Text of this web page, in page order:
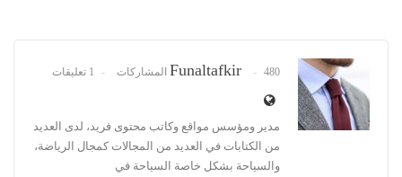
Funaltafkir 480 المشاركات 1 تعليقات
مدير ومؤسس مواقع وكاتب محتوى فريد، لدى العديد
من الكتابات في العديد من المجالات كمجال الرياضة،
والسياحة بشكل خاصة السياحة في